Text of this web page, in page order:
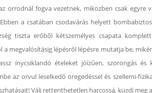
orrodnál fogva vezetnek, miközben csak
a csatában csodavárás helyett
tiszta erőből kétszemélyes csapata
megvalósításig lépésről lépésre mutatja be,
ínycsiklandó ételeket jóízűen, szorongás
az orvul leselkedő öregedéssel és szellemi-
Válj rettenthetetlen harcossá, küzdj meg